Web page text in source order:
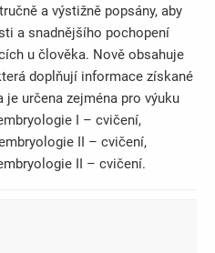
a výstižně popsány, aby
a snadnějšího pochopení
u člověka. Nově obsahuje
doplňují informace získané
určena zejména pro výuku
I – cvičení,
II – cvičení,
II – cvičení.